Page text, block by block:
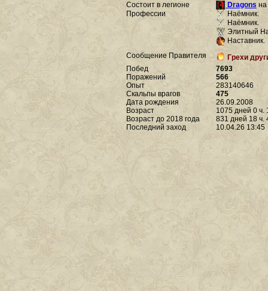
Состоит в легионе
Dragons на
Профессии
Наёмник.
Наёмник.
Элитный
Наставник.
Сообщение Правителя
Грехи
Побед
7693
Поражений
566
Опыт
283140646
Скальпы врагов
475
Дата рождения
26.09.2008
Возраст
1075 дней 0 ч.
Возраст до 2018 года
831 дней 18 ч.
Последний заход
10.04.26 13:45